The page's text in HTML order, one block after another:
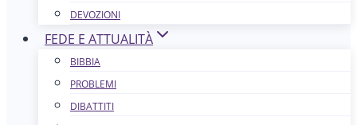
DEVOZIONI
FEDE E ATTUALITÀ
BIBBIA
PROBLEMI
DIBATTITI